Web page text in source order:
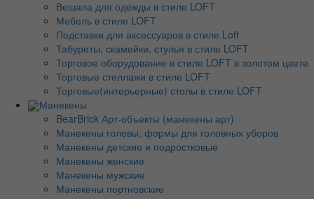
Вешала для одежды в стиле LOFT
Мебель в стиле LOFT
Подставки для аксессуаров в стиле Loft
Табуреты, скамейки, стулья в стиле LOFT
Торговое оборудование в стиле LOFT в золотом цвете
Торговые стеллажи в стиле LOFT
Торговые(интерьерные) столы в стиле LOFT
Манекены
BearBrick Арт-объекты (манекены арт)
Манекены головы, формы для головных уборов
Манекены детские и подростковые
Манекены женские
Манекены мужские
Манекены портновские